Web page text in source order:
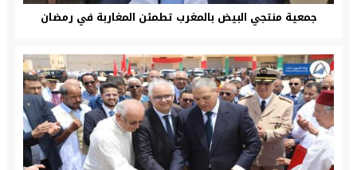
جمعية منتجي البيض بالمغرب تطمئن المغاربة في رمضان